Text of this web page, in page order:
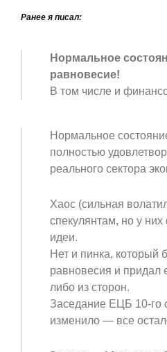
Ранее я писал:
Нормальное
равновесие!
В том числе и
Нормальное
полностью
реального сектора
Хаос (сильная
спекулянтам, но у них
идеи.
Нет и пинка, который
равновесия и придал
либо из сторон.
Заседание ЕЦБ 10-го
изменило — все